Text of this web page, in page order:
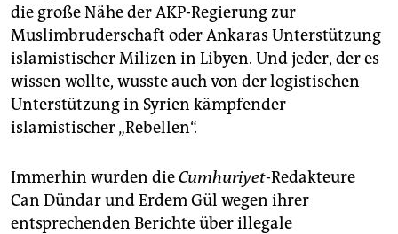
die große Nähe der AKP-Regierung zur
Muslimbruderschaft oder Ankaras Unterstützung
islamistischer Milizen in Libyen. Und jeder, der es
wissen wollte, wusste auch von der logistischen
Unterstützung in Syrien kämpfender
islamistischer „Rebellen“.
Immerhin wurden dieCumhuriyet-Redakteure
Can Dündar und Erdem Gül wegen ihrer
entsprechenden Berichte über illegale